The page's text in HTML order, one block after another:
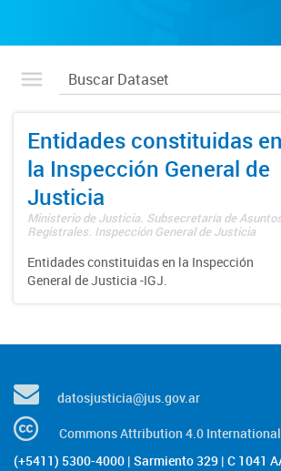
Entidades constituidas en
la Inspección General de
Justicia
Ministerio de Justicia. Subsecretaría de
Registrales. Inspección General de Justicia
Entidades constituidas en la Inspección
General de Justicia -IGJ.
datosjusticia@jus.gov.ar
Commons Attribution 4.0
(+5411) 5300-4000 | Sarmiento 329 | C 1041